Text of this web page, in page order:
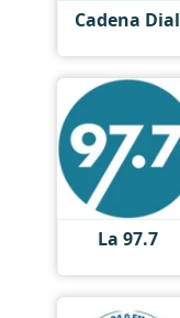
Cadena Dial
La 97.7